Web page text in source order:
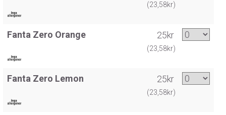
(23,58kr)
Fanta Zero Orange 25kr
(23,58kr)
Fanta Zero Lemon 25kr
(23,58kr)